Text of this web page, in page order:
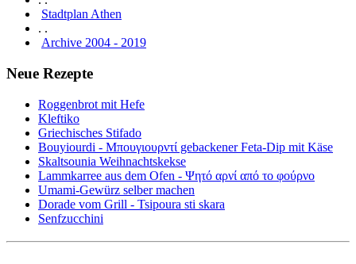
Stadtplan Athen
. .
Archive 2004 - 2019
Neue Rezepte
Roggenbrot mit Hefe
Kleftiko
Griechisches Stifado
Bouyiourdi - Μπουγιουρντί gebackener Feta-Dip mit Käse
Skaltsounia Weihnachtskekse
Lammkarree aus dem Ofen - Ψητό αρνί από το φούρνο
Umami-Gewürz selber machen
Dorade vom Grill - Tsipoura sti skara
Senfzucchini